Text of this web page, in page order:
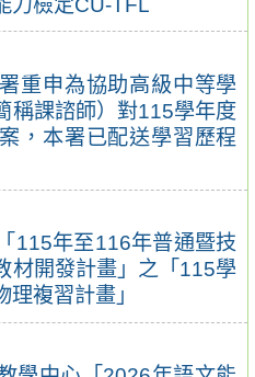
力檢定CU-TFL
重申為協助高級中等學
稱課諮師）對115學年度
，本署已配送學習歷程
115年至116年普通暨技
材開發計畫」之「115學
複習計畫」